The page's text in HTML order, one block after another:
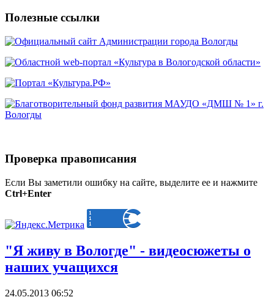
Полезные ссылки
Проверка правописания
Если Вы заметили ошибку на сайте, выделите ее и нажмите
Ctrl+Enter
"Я живу в Вологде" - видеосюжеты о
наших учащихся
24.05.2013 06:52